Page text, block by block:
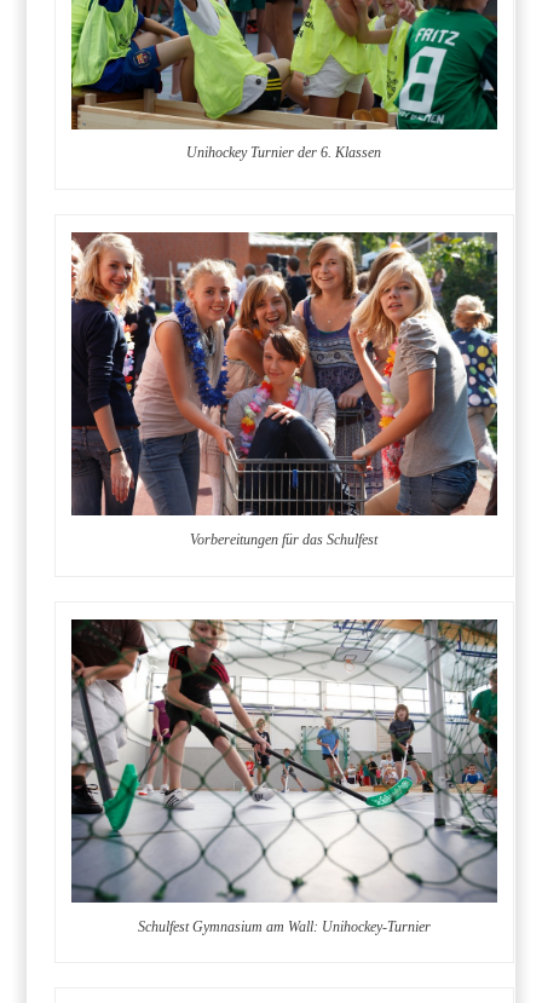
Unihockey Turnier der 6. Klassen
Vorbereitungen für das Schulfest
Schulfest Gymnasium am Wall: Unihockey-Turnier